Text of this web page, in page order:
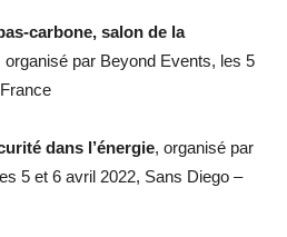
carbone, salon de la
organisé par Beyond Events, les 5
dans l’énergie, organisé par
5 et 6 avril 2022, Sans Diego –